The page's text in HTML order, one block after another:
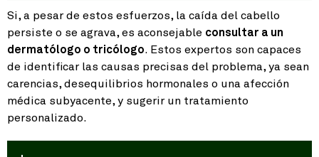
Si, a pesar de estos esfuerzos, la caída del cabello
persiste o se agrava, es aconsejable consultar a un
dermatólogo o tricólogo. Estos expertos son capaces
de identificar las causas precisas del problema, ya sean
carencias, desequilibrios hormonales o una afección
médica subyacente, y sugerir un tratamiento
personalizado.